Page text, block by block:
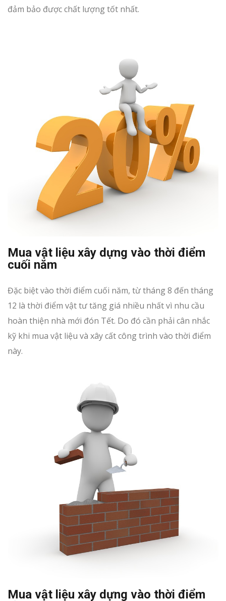
đảm bảo được chất lượng tốt nhất.
Mua vật liệu xây dựng vào thời điểm
cuối năm
Đặc biệt vào thời điểm cuối năm, từ tháng 8 đến tháng
12 là thời điểm vật tư tăng giá nhiều nhất vì nhu cầu
hoàn thiện nhà mới đón Tết. Do đó cần phải cân nhắc
kỹ khi mua vật liệu và xây cất công trình vào thời điểm
này.
Mua vật liệu xây dựng vào thời điểm